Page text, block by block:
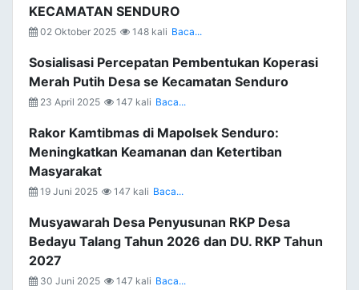
KECAMATAN SENDURO
02 Oktober 2025 148 kali Baca...
Sosialisasi Percepatan Pembentukan Koperasi
Merah Putih Desa se Kecamatan Senduro
23 April 2025 147 kali Baca...
Rakor Kamtibmas di Mapolsek Senduro:
Meningkatkan Keamanan dan Ketertiban
Masyarakat
19 Juni 2025 147 kali Baca...
Musyawarah Desa Penyusunan RKP Desa
Bedayu Talang Tahun 2026 dan DU. RKP Tahun
2027
30 Juni 2025 147 kali Baca...